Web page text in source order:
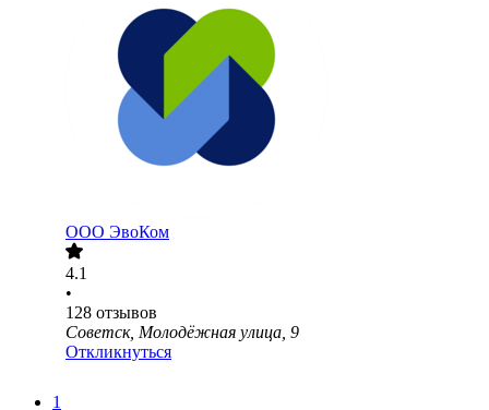
ООО ЭвоКом
4.1
•
128 отзывов
Советск, Молодёжная улица, 9
Откликнуться
1